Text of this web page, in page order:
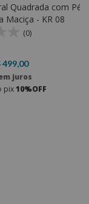
Quadrada com Pés
Maciça - KR 08
(0)
499,00
juros
pix10%OFF